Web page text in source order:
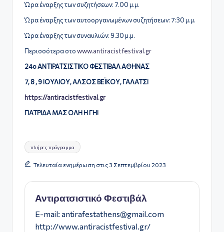
Ώρα έναρξης των συζητήσεων: 7.00 μ.μ.
Ώρα έναρξης των αυτοοργανωμένων συζητήσεων: 7:30 μ.μ.
Ώρα έναρξης των συναυλιών: 9.30 μ.μ.
Περισσότερα στοwww.antiracistfestival.gr
24ο ΑΝΤΙΡΑΤΣΙΣΤΙΚΟ ΦΕΣΤΙΒΑΛ ΑΘΗΝΑΣ
7, 8 , 9 ΙΟΥΛΙΟΥ, ΑΛΣΟΣ ΒΕΪΚΟΥ, ΓΑΛΑΤΣΙ
https://antiracistfestival.gr
ΠΑΤΡΙΔΑ ΜΑΣ ΟΛΗ Η ΓΗ!
Ετικέτες:
πλήρες πρόγραμμα
Τελευταία ενημέρωση στις 3 Σεπτεμβρίου 2023
Αντιρατσιστικό Φεστιβάλ
E-mail: antirafestathens@gmail.com
http://www.antiracistfestival.gr/